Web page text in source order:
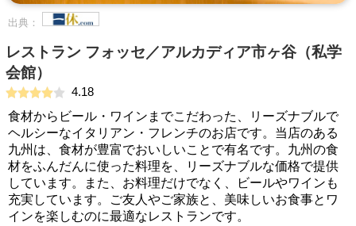
出典：
レストラン フォッセ／アルカディア市ヶ谷（私学
会館）
4.18
食材からビール・ワインまでこだわった、リーズナブルで
ヘルシーなイタリアン・フレンチのお店です。当店のある
九州は、食材が豊富でおいしいことで有名です。九州の食
材をふんだんに使った料理を、リーズナブルな価格で提供
しています。また、お料理だけでなく、ビールやワインも
充実しています。ご友人やご家族と、美味しいお食事とワ
インを楽しむのに最適なレストランです。